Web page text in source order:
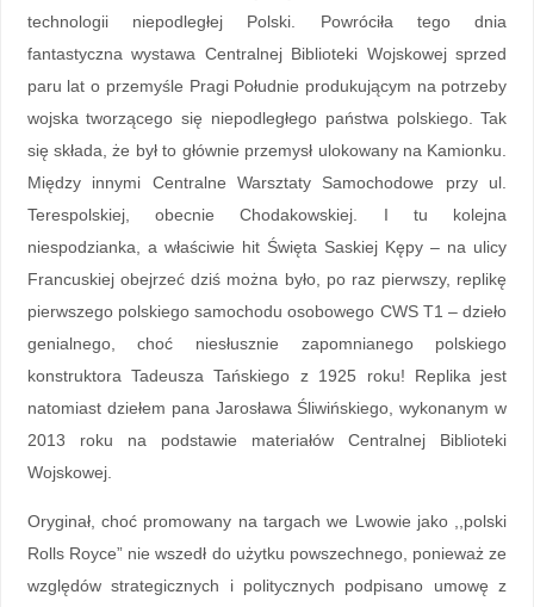
technologii niepodległej Polski. Powróciła tego dnia
fantastyczna wystawa Centralnej Biblioteki Wojskowej sprzed
paru lat o przemyśle Pragi Południe produkującym na potrzeby
wojska tworzącego się niepodległego państwa polskiego. Tak
się składa, że był to głównie przemysł ulokowany na Kamionku.
Między innymi Centralne Warsztaty Samochodowe przy ul.
Terespolskiej, obecnie Chodakowskiej. I tu kolejna
niespodzianka, a właściwie hit Święta Saskiej Kępy – na ulicy
Francuskiej obejrzeć dziś można było, po raz pierwszy, replikę
pierwszego polskiego samochodu osobowego CWS T1 – dzieło
genialnego, choć niesłusznie zapomnianego polskiego
konstruktora Tadeusza Tańskiego z 1925 roku! Replika jest
natomiast dziełem pana Jarosława Śliwińskiego, wykonanym w
2013 roku na podstawie materiałów Centralnej Biblioteki
Wojskowej.
Oryginał, choć promowany na targach we Lwowie jako ,,polski
Rolls Royce” nie wszedł do użytku powszechnego, ponieważ ze
względów strategicznych i politycznych podpisano umowę z